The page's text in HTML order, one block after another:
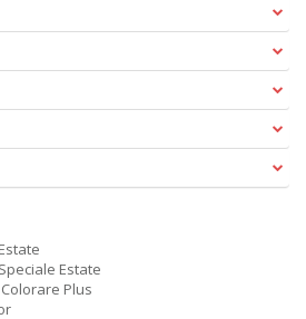
Estate
Plus